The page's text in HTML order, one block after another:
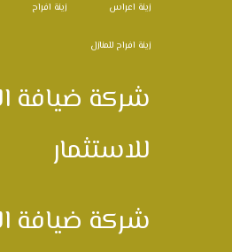
زينة اعراس زينة افراح
زينة افراح للمنازل
شركة ضيافة
للاستثمار
شركة ضيافة